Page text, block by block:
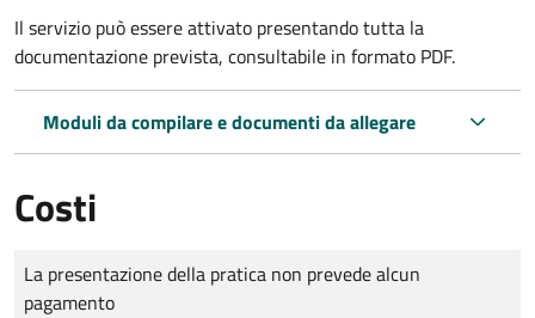
Il servizio può essere attivato presentando tutta la
documentazione prevista, consultabile in formato PDF.
Moduli da compilare e documenti da allegare
Costi
Tipo di pagamento
Importo
La presentazione della pratica non prevede alcun
pagamento